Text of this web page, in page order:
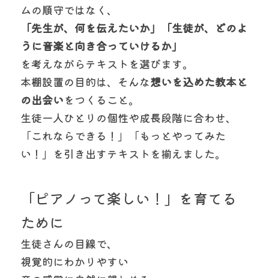
ムの順守ではなく、
「先生が、何を伝えたいか」「生徒が、どのよ
うに音楽と向き合っていけるか」
を考えながらテキストを選びます。
本棚設置の目的は、そんな想いを込めた教本と
の出会いをつくること。
生徒一人ひとりの個性や成長段階に合わせ、
「これならできる！」「もっとやってみた
い！」を引き出すテキストを揃えました。
「ピアノって楽しい！」を育てる
ために
生徒さんの目線で、
視覚的にわかりやすい